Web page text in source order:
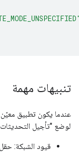
تنبيهات مهمة
عندما يكون تطبيق معيّن
لوضع "تأجيل
قيود الشبكة: